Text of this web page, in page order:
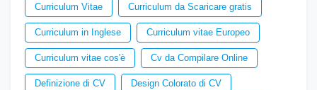
Curriculum Vitae Curriculum da Scaricare gratis
Curriculum in Inglese Curriculum vitae Europeo
Curriculum vitae cos'è Cv da Compilare Online
Definizione di CV Design Colorato di CV